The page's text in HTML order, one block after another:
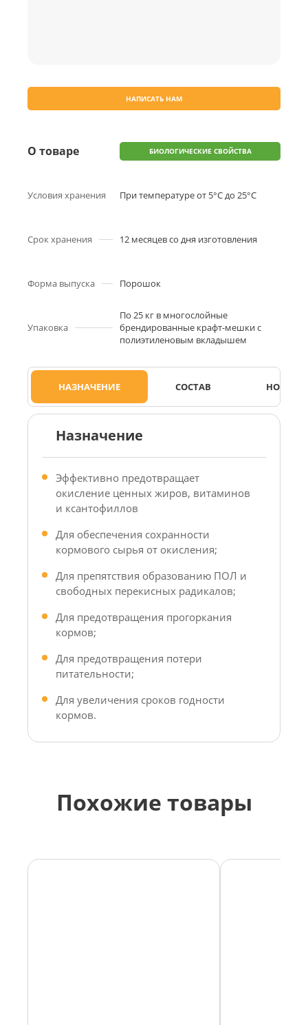
О товаре БИОЛОГИЧЕСКИЕ СВОЙСТВА
Условия хранения При температуре от 5°С до 25°С
Срок хранения 12 месяцев со дня изготовления
Форма выпуска Порошок
Упаковка
По 25 кг в многослойные
брендированные крафт-мешки с
полиэтиленовым вкладышем
НАПИСАТЬ НАМ
НАЗНАЧЕНИЕ СОСТАВ НОРМЫ
Назначение
Эффективно предотвращает
окисление ценных жиров, витаминов
и ксантофиллов
Для обеспечения сохранности
кормового сырья от окисления;
Для препятствия образованию ПОЛ и
свободных перекисных радикалов;
Для предотвращения прогоркания
кормов;
Для предотвращения потери
питательности;
Для увеличения сроков годности
кормов.
Похожие товары